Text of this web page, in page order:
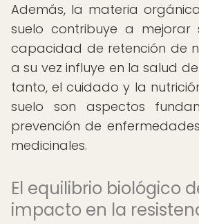
Además, la materia
suelo contribuye a mejorar
capacidad de retención de
a su vez influye en la salud
tanto, el cuidado y la
suelo son aspectos
prevención de
medicinales.
El equilibrio biológico
impacto en la